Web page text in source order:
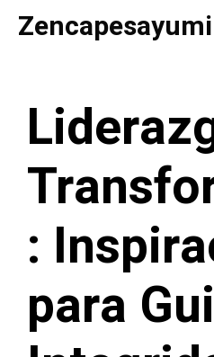
SaltarZencapesayumi
:
para